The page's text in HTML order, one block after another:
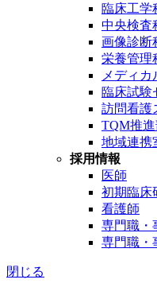
臨床工学
中央検査
画像診断
栄養管理
メディ
臨床試験
訪問看護
TQM推進
地域連携
採用情報
医師
初期臨床
看護師
専門職・
専門職・
閉じる